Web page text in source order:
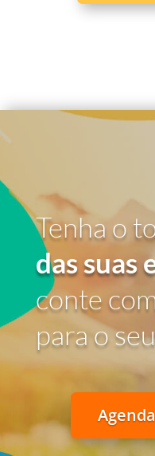
Tenha o
das suas
conte
para o